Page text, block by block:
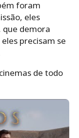
foram
eles
que demora
precisam se
de todo